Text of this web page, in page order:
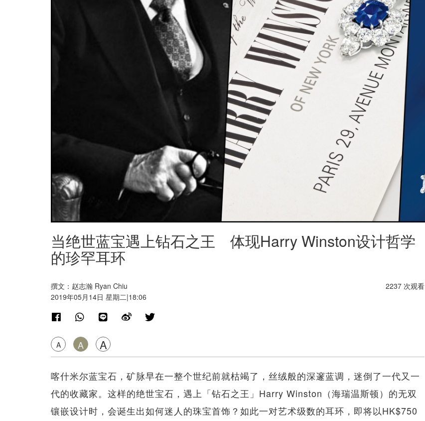
当绝世蓝宝遇上钻石之王 体现Harry Winston设计哲学
的珍罕耳环
撰文：赵志瀚 Ryan Chiu
2019年05月14日 星期二|18:06
A A A
2237 次观看
喀什米尔蓝宝石，矿脉早在一整个世纪前就枯竭了，丝绒般的深邃蓝调，迷倒了一代又一
代的收藏家。这样的绝世宝石，遇上「钻石之王」Harry Winston（海瑞温斯顿）的无双
镶嵌设计时，会诞生出如何迷人的珠宝首饰？如此一对艺术级数的耳环，即将以HK$750